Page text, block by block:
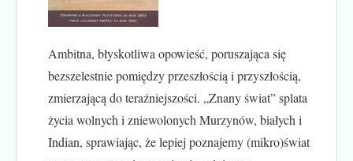
Ambitna, błyskotliwa opowieść, poruszająca się
bezszelestnie pomiędzy przeszłością i przyszłością,
zmierzającą do teraźniejszości. „Znany świat” splata
życia wolnych i zniewolonych Murzynów, białych i
Indian, sprawiając, że lepiej poznajemy (mikro)świat